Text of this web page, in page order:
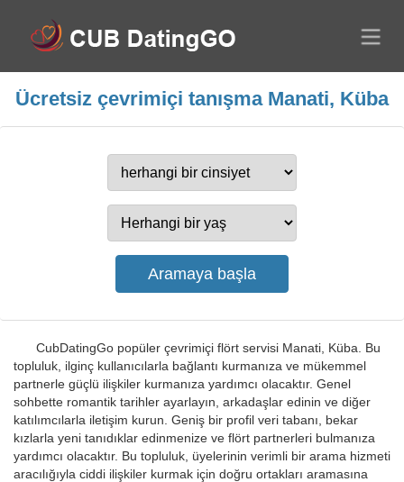
Ücretsiz çevrimiçi tanışma Manati, Küba
CubDatingGo popüler çevrimiçi flört servisi Manati, Küba. Bu
topluluk, ilginç kullanıcılarla bağlantı kurmanıza ve mükemmel
partnerle güçlü ilişkiler kurmanıza yardımcı olacaktır. Genel
sohbette romantik tarihler ayarlayın, arkadaşlar edinin ve diğer
katılımcılarla iletişim kurun. Geniş bir profil veri tabanı, bekar
kızlarla yeni tanıdıklar edinmenize ve flört partnerleri bulmanıza
yardımcı olacaktır. Bu topluluk, üyelerinin verimli bir arama hizmeti
aracılığıyla ciddi ilişkiler kurmak için doğru ortakları aramasına